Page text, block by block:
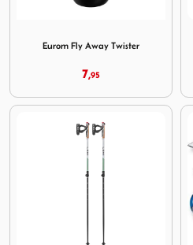
Eurom Fly Away Twister
7,95